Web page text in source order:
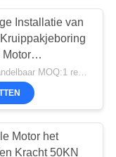
28
Installatie van
Motor
Kracht
Onderhandelbaar MOQ:1 reeks
Motor het
Kracht 50KN